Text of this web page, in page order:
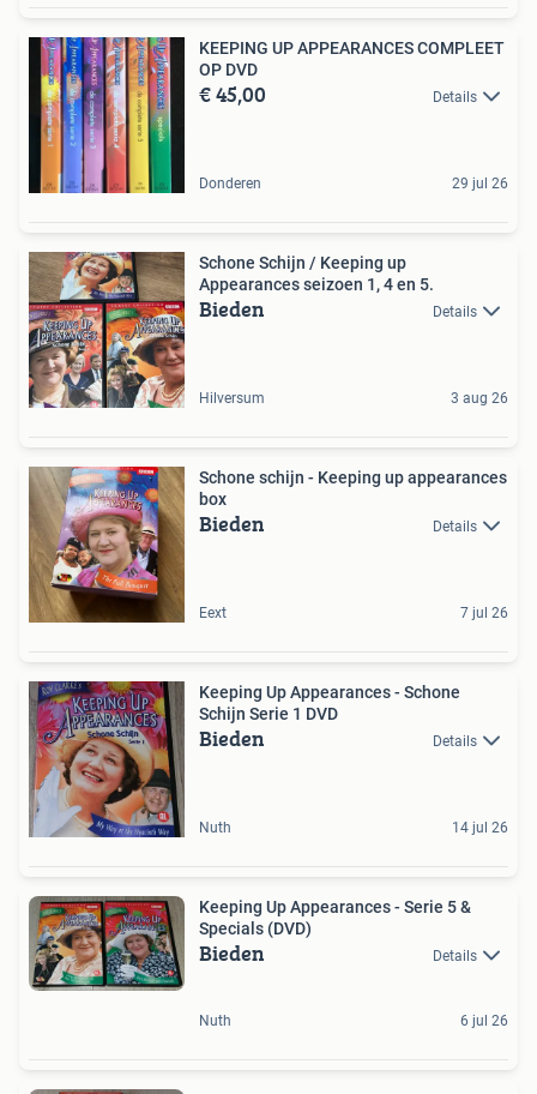
KEEPING UP APPEARANCES COMPLEET
OP DVD
€ 45,00 Details
Donderen 29 jul 26
Schone Schijn / Keeping up
Appearances seizoen 1, 4 en 5.
Bieden Details
Hilversum 3 aug 26
Schone schijn - Keeping up appearances
box
Bieden Details
Eext 7 jul 26
Keeping Up Appearances - Schone
Schijn Serie 1 DVD
Bieden Details
Nuth 14 jul 26
Keeping Up Appearances - Serie 5 &
Specials (DVD)
Bieden Details
Nuth 6 jul 26